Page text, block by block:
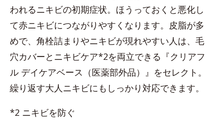
われるニキビの初期症状。ほうっておくと悪化し
て赤ニキビにつながりやすくなります。皮脂が多
めで、角栓詰まりやニキビが現れやすい人は、毛
穴カバーとニキビケア*2を両立できる『クリアフ
ル デイケアベース（医薬部外品）』をセレクト。
繰り返す大人ニキビにもしっかり対応できます。
*2 ニキビを防ぐ